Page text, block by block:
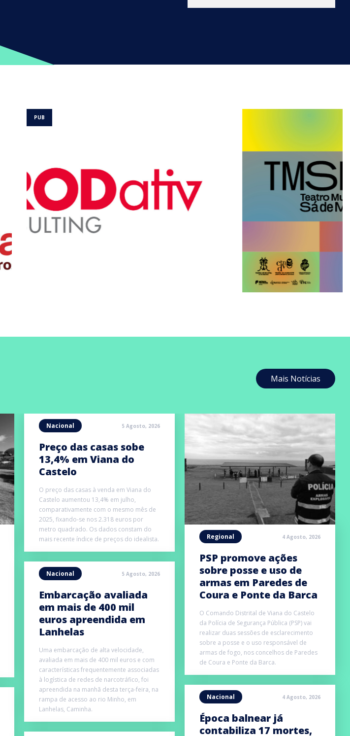
Mais Notícias
Nacional 5 Agosto, 2026
Preço das casas sobe
13,4% em Viana do
Castelo
O preço das casas à venda em Viana do
Castelo aumentou 13,4% em julho,
comparativamente com o mesmo mês de
2025, fixando-se nos 2.318 euros por
metro quadrado. Os dados constam do
mais recente índice de preços do idealista.
Nacional 5 Agosto, 2026
Embarcação avaliada
em mais de 400 mil
euros apreendida em
Lanhelas
Uma embarcação de alta velocidade,
avaliada em mais de 400 mil euros e com
características frequentemente associadas
à logística de redes de narcotráfico, foi
apreendida na manhã desta terça-feira, na
rampa de acesso ao rio Minho, em
Lanhelas, Caminha.
Regional 4 Agosto, 2026
PSP promove ações
sobre posse e uso de
armas em Paredes de
Coura e Ponte da Barca
O Comando Distrital de Viana do Castelo
da Polícia de Segurança Pública (PSP) vai
realizar duas sessões de esclarecimento
sobre a posse e o uso responsável de
armas de fogo, nos concelhos de Paredes
de Coura e Ponte da Barca.
Nacional 4 Agosto, 2026
Época balnear já
contabiliza 17 mortes,